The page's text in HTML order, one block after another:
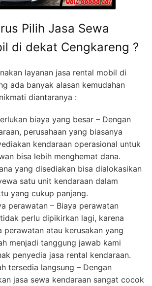
Pilih Jasa Sewa
di dekat Cengkareng ?
layanan jasa rental mobil di
ada banyak alasan kemudahan
diantaranya :
biaya yang besar – Dengan
perusahaan yang biasanya
kendaraan operasional untuk
bisa lebih menghemat dana.
yang disediakan bisa dialokasikan
satu unit kendaraan dalam
yang cukup panjang.
perawatan – Biaya perawatan
perlu dipikirkan lagi, karena
perawatan atau kerusakan yang
menjadi tanggung jawab kami
penyedia jasa rental kendaraan.
tersedia langsung – Dengan
jasa sewa kendaraan sangat cocok